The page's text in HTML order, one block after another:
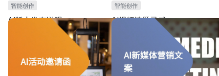
智能创作
AI版本发布说明
本模板可用于产品新版本发布场景。可根据产品功
能和受众群体，生成产品新版本发布时的产品说明
智能创作
AI视频选题灵感
本模板可用于视频内容创作团队，进行
场景。提供AI生成视频选题灵感时所需
能。能够根据频道描述生成视频选题。
创作效率。